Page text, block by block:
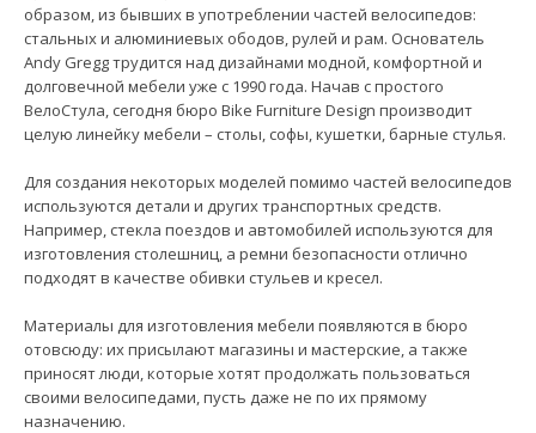
образом, из бывших в употреблении частей велосипедов:
стальных и алюминиевых ободов, рулей и рам. Основатель
Andy Gregg трудится над дизайнами модной, комфортной и
долговечной мебели уже с 1990 года. Начав с простого
ВелоСтула, сегодня бюро Bike Furniture Design производит
целую линейку мебели – столы, софы, кушетки, барные стулья.
Для создания некоторых моделей помимо частей велосипедов
используются детали и других транспортных средств.
Например, стекла поездов и автомобилей используются для
изготовления столешниц, а ремни безопасности отлично
подходят в качестве обивки стульев и кресел.
Материалы для изготовления мебели появляются в бюро
отовсюду: их присылают магазины и мастерские, а также
приносят люди, которые хотят продолжать пользоваться
своими велосипедами, пусть даже не по их прямому
назначению.